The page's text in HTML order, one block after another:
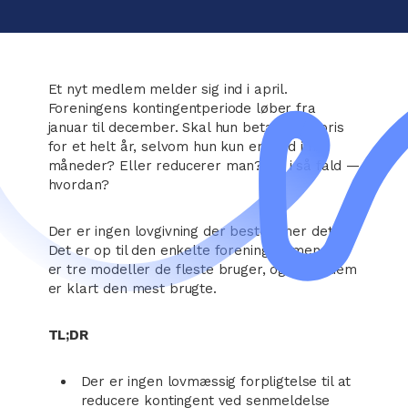
Et nyt medlem melder sig ind i april.
Foreningens kontingentperiode løber fra
januar til december. Skal hun betale fuld pris
for et helt år, selvom hun kun er med i ni
måneder? Eller reducerer man? Og i så fald —
hvordan?
Der er ingen lovgivning der bestemmer det.
Det er op til den enkelte forening — men der
er tre modeller de fleste bruger, og én af dem
er klart den mest brugte.
TL;DR
Der er ingen lovmæssig forpligtelse til at
reducere kontingent ved senmeldelse